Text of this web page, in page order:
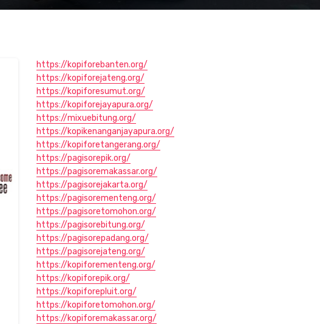
https://kopiforebanten.org/
https://kopiforejateng.org/
https://kopiforesumut.org/
https://kopiforejayapura.org/
https://mixuebitung.org/
https://kopikenanganjayapura.org/
https://kopiforetangerang.org/
https://pagisorepik.org/
https://pagisoremakassar.org/
https://pagisorejakarta.org/
https://pagisorementeng.org/
https://pagisoretomohon.org/
https://pagisorebitung.org/
https://pagisorepadang.org/
https://pagisorejateng.org/
https://kopiforementeng.org/
https://kopiforepik.org/
https://kopiforepluit.org/
https://kopiforetomohon.org/
https://kopiforemakassar.org/